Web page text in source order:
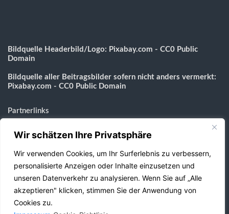
Wir schätzen Ihre Privatsphäre
Wir verwenden Cookies, um Ihr Surferlebnis zu verbessern,
personalisierte Anzeigen oder Inhalte einzusetzen und
unseren Datenverkehr zu analysieren. Wenn Sie auf „Alle
akzeptieren" klicken, stimmen Sie der Anwendung von
Cookies zu.
Bildquelle Headerbild/Logo: Pixabay.com - CC0 Public
Domain
Bildquelle aller Beitragsbilder sofern nicht anders vermerkt:
Pixabay.com - CC0 Public Domain
Partnerlinks
Messezimmer-Koeln.eu
Gebäudereinigung-Aachen.com
BestImWeb24.de
Webdesign Agentur
Shopverzeichnis